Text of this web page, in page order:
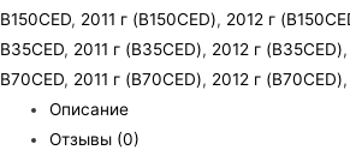
B150CED, 2011 г (B150CED), 2012 г
B35CED, 2011 г (B35CED), 2012 г (B35CED),
B70CED, 2011 г (B70CED), 2012 г (B70CED),
Описание
Отзывы (0)